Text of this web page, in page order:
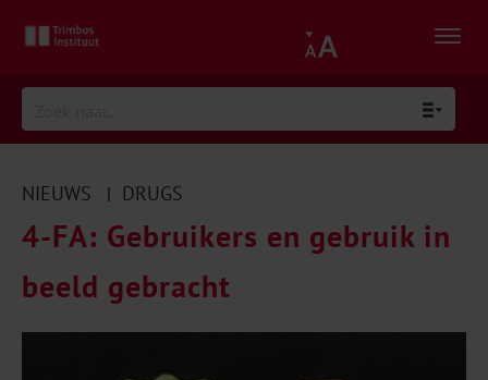
NIEUWS | DRUGS
4-FA: Gebruikers en gebruik in
beeld gebracht